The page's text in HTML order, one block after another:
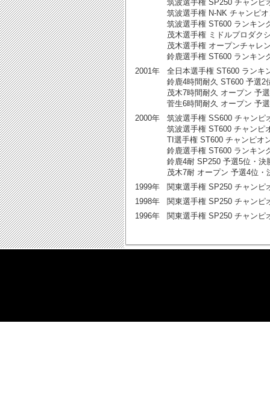
筑波選手権 SP250 チャンピ
筑波選手権 N-NK チャンピ
筑波選手権 ST600 ランキン
茂木選手権 ミドルプロダク
茂木選手権 オープンチャレ
鈴鹿選手権 ST600 ランキン
2001年
全日本選手権 ST600 ランキ
鈴鹿4時間耐久 ST600 予選2
茂木7時間耐久 オープン 予
菅生6時間耐久 オープン 予
2000年
筑波選手権 SS600 チャンピ
筑波選手権 ST600 チャンピ
TI選手権 ST600 チャンピオ
鈴鹿選手権 ST600 ランキン
鈴鹿4耐 SP250 予選5位・決
茂木7耐 オープン 予選4位・
1999年
関東選手権 SP250 チャンピ
1998年
関東選手権 SP250 チャンピ
1996年
関東選手権 SP250 チャンピ